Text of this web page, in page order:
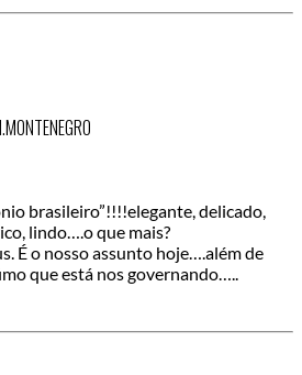
brasileiro”!!!!elegante, delicado,
lindo….o que mais?
É o nosso assunto hoje….além de
que está nos governando…..